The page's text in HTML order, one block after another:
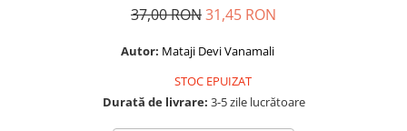
37,00 RON31,45 RON
Autor: Mataji Devi Vanamali
STOC EPUIZAT
Durată de livrare: 3-5 zile lucrătoare